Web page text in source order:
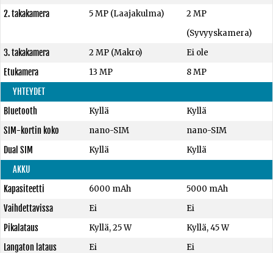
2. takakamera
5 MP (Laajakulma)
2 MP
(Syvyyskamera)
3. takakamera
2 MP (Makro)
Ei ole
Etukamera
13 MP
8 MP
YHTEYDET
Bluetooth
Kyllä
Kyllä
SIM-kortin koko
nano-SIM
nano-SIM
Dual SIM
Kyllä
Kyllä
AKKU
Kapasiteetti
6000 mAh
5000 mAh
Vaihdettavissa
Ei
Ei
Pikalataus
Kyllä, 25 W
Kyllä, 45 W
Langaton lataus
Ei
Ei